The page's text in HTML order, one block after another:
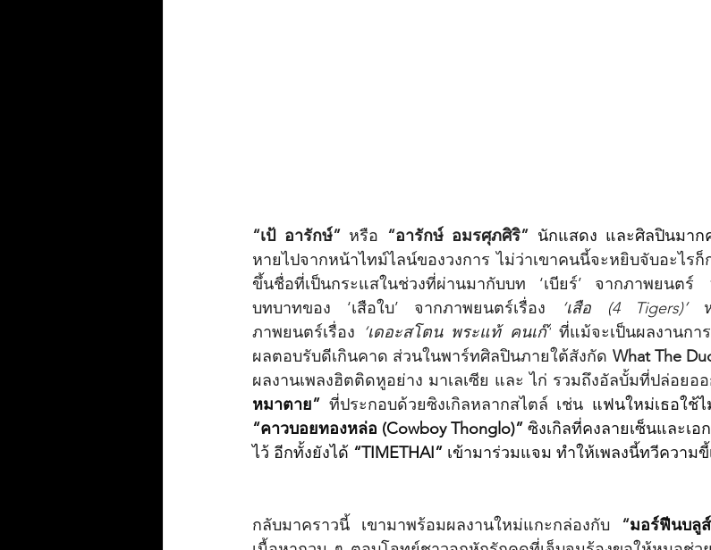
“เป้ อารักษ์” หรือ “อารักษ์ อมรศุภศิริ” นักแสดง และศิลปินมาก
หายไปจากหน้าไทม์ไลน์ของวงการ ไม่ว่าเขาคนนี้จะหยิบจับอะไรก็
ขึ้นชื่อที่เป็นกระแสในช่วงที่ผ่านมากับบท ‘เบียร์’ จากภาพยนตร์
บทบาทของ ‘เสือใบ’ จากภาพยนตร์เรื่อง
‘เสือ (4 Tigers)’
ภาพยนตร์เรื่อง ‘เดอะสโตน พระแท้ คนเก๊’ ที่แม้จะเป็นผลงานกา
ผลตอบรับดีเกินคาด ส่วนในพาร์ทศิลปินภายใต้สังกัด What The
ผลงานเพลงฮิตติดหูอย่าง มาเลเซีย และ ไก่ รวมถึงอัลบั้มที่ปล่อยอ
หมาตาย” ที่ประกอบด้วยซิงเกิลหลากสไตล์ เช่น
“คาวบอยทองหล่อ (Cowboy Thonglo)” ซิงเกิลที่คงลายเซ็นและเ
ไว้ อีกทั้งยังได้ “TIMETHAI” เข้ามาร่วมแจม ทำให้เพลงนี้ทวีความ
กลับมาคราวนี้ เขามาพร้อมผลงานใหม่แกะกล่องกับ “มอร์ฟีนบลู